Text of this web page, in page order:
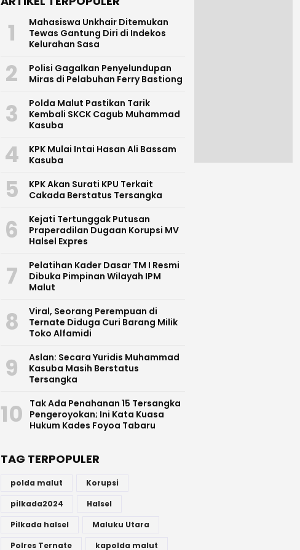
1
Mahasiswa Unkhair Ditemukan
Tewas Gantung Diri di Indekos
Kelurahan Sasa
2
Polisi Gagalkan Penyelundupan
Miras di Pelabuhan Ferry Bastiong
3
Polda Malut Pastikan Tarik
Kembali SKCK Cagub Muhammad
Kasuba
4
KPK Mulai Intai Hasan Ali Bassam
Kasuba
5
KPK Akan Surati KPU Terkait
Cakada Berstatus Tersangka
6
Kejati Tertunggak Putusan
Praperadilan Dugaan Korupsi MV
Halsel Expres
7
Pelatihan Kader Dasar TM I Resmi
Dibuka Pimpinan Wilayah IPM
Malut
8
Viral, Seorang Perempuan di
Ternate Diduga Curi Barang Milik
Toko Alfamidi
9
Aslan: Secara Yuridis Muhammad
Kasuba Masih Berstatus
Tersangka
10
Tak Ada Penahanan 15 Tersangka
Pengeroyokan; Ini Kata Kuasa
Hukum Kades Foyoa Tabaru
TAG TERPOPULER
polda malut
Korupsi
pilkada2024
Halsel
Pilkada halsel
Maluku Utara
Polres Ternate
kapolda malut